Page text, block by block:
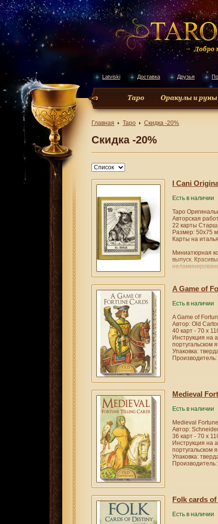
Latviski Доставка Друзья
Главная Таро Скидка -20%
Скидка -20%
I Cani
Есть в наличии
Таро
Авторская
22 карты
Размер: 50х75
Карты на
Миниатюрная
выпуск.
A Game of
Есть в наличии
A Game of
Автор: Old
40 карт - 70 х
Инструкция на
португальском
Упаковка:
Medieval
Есть в наличии
Medieval
Автор:
36 карт - 70 х
Инструкция на
португальском
Упаковка:
Folk cards
Есть в наличии